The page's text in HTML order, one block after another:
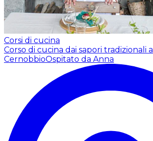
Corsi di cucina
Corso di cucina dai sapori tradizionali a
CernobbioOspitato da Anna